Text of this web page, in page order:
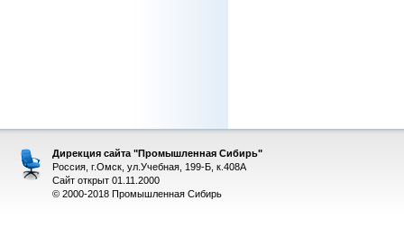
Дирекция сайта "Промышленная Сибирь"
Россия, г.Омск, ул.Учебная, 199-Б, к.408А
Сайт открыт 01.11.2000
© 2000-2018 Промышленная Сибирь